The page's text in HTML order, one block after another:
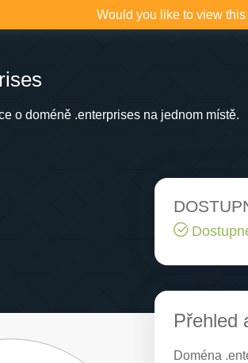
Would you like to view
o doméně .enterprises na jednom místě.
Přehled
Doména